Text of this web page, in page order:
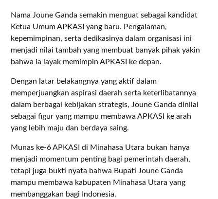
Nama Joune Ganda semakin menguat sebagai kandidat
Ketua Umum APKASI yang baru. Pengalaman,
kepemimpinan, serta dedikasinya dalam organisasi ini
menjadi nilai tambah yang membuat banyak pihak yakin
bahwa ia layak memimpin APKASI ke depan.
Dengan latar belakangnya yang aktif dalam
memperjuangkan aspirasi daerah serta keterlibatannya
dalam berbagai kebijakan strategis, Joune Ganda dinilai
sebagai figur yang mampu membawa APKASI ke arah
yang lebih maju dan berdaya saing.
Munas ke-6 APKASI di Minahasa Utara bukan hanya
menjadi momentum penting bagi pemerintah daerah,
tetapi juga bukti nyata bahwa Bupati Joune Ganda
mampu membawa kabupaten Minahasa Utara yang
membanggakan bagi Indonesia.